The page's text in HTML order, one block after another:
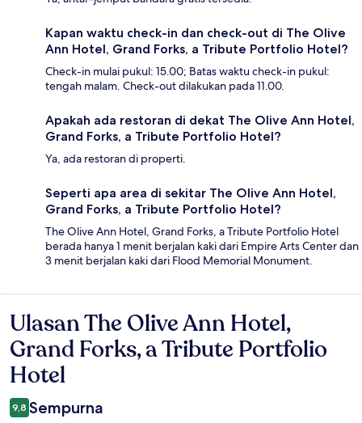
Kapan waktu check-in dan check-out di The Olive
Ann Hotel, Grand Forks, a Tribute Portfolio Hotel?
Check-in mulai pukul: 15.00; Batas waktu check-in pukul:
tengah malam. Check-out dilakukan pada 11.00.
Apakah ada restoran di dekat The Olive Ann Hotel,
Grand Forks, a Tribute Portfolio Hotel?
Ya, ada restoran di properti.
Seperti apa area di sekitar The Olive Ann Hotel,
Grand Forks, a Tribute Portfolio Hotel?
The Olive Ann Hotel, Grand Forks, a Tribute Portfolio Hotel
berada hanya 1 menit berjalan kaki dari Empire Arts Center dan
3 menit berjalan kaki dari Flood Memorial Monument.
Ulasan
Ulasan The Olive Ann Hotel,
Grand Forks, a Tribute Portfolio
Hotel
9,8 Sempurna